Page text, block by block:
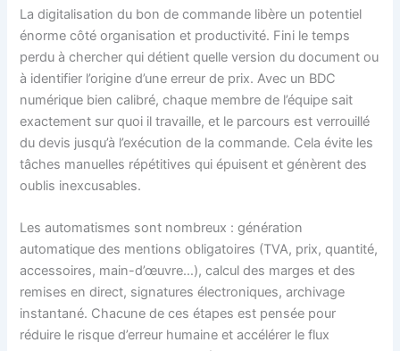
La digitalisation du bon de commande libère un potentiel
énorme côté organisation et productivité. Fini le temps
perdu à chercher qui détient quelle version du document ou
à identifier l’origine d’une erreur de prix. Avec un BDC
numérique bien calibré, chaque membre de l’équipe sait
exactement sur quoi il travaille, et le parcours est verrouillé
du devis jusqu’à l’exécution de la commande. Cela évite les
tâches manuelles répétitives qui épuisent et génèrent des
oublis inexcusables.
Les automatismes sont nombreux : génération
automatique des mentions obligatoires (TVA, prix, quantité,
accessoires, main-d’œuvre…), calcul des marges et des
remises en direct, signatures électroniques, archivage
instantané. Chacune de ces étapes est pensée pour
réduire le risque d’erreur humaine et accélérer le flux